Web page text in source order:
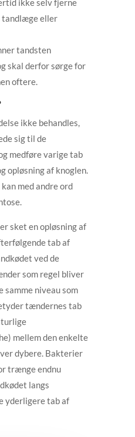
ikke selv fjerne
tandlæge eller
tandsten
skal derfor sørge for
oftere.
ikke behandles,
sig til de
medføre varige tab
opløsning af knoglen.
med andre ord
sket en opløsning af
tab af
ved de
som regel bliver
samme niveau som
tændernes tab
mellem den enkelte
dybere. Bakterier
trænge endnu
langs
yderligere tab af